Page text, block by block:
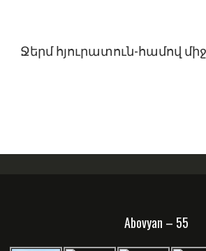
Ջերմ հյուրատուն-համով
Abovyan – 55